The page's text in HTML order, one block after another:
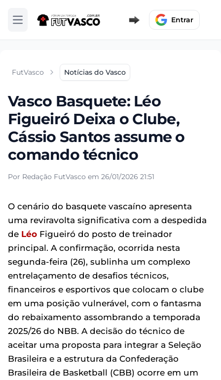
Abrir menu Entrar
FutVasco Notícias do Vasco
Vasco Basquete: Léo
Figueiró Deixa o Clube,
Cássio Santos assume o
comando técnico
Por Redação FutVasco em 26/01/2026 21:51
O cenário do basquete vascaíno apresenta
uma reviravolta significativa com a despedida
de Léo Figueiró do posto de treinador
principal. A confirmação, ocorrida nesta
segunda-feira (26), sublinha um complexo
entrelaçamento de desafios técnicos,
financeiros e esportivos que colocam o clube
em uma posição vulnerável, com o fantasma
do rebaixamento assombrando a temporada
2025/26 do NBB. A decisão do técnico de
aceitar uma proposta para integrar a Seleção
Brasileira e a estrutura da Confederação
Brasileira de Basketball (CBB) ocorre em um